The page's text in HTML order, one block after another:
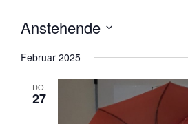
Anstehende
Februar 2025
DO.
27